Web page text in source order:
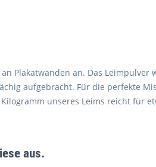
Plakatwänden an. Das
aufgebracht. Für die perfekte
unseres Leims reicht für
aus.